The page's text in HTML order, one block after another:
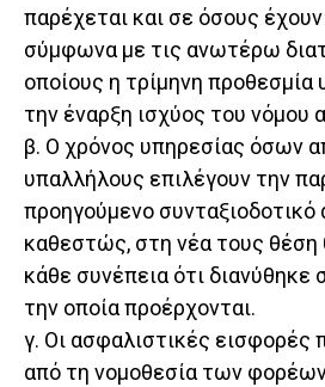
παρέχεται και σε όσους
σύμφωνα με τις ανωτέρω
οποίους η τρίμηνη προθεσμία
την έναρξη ισχύος του νόμου
β. Ο χρόνος υπηρεσίας όσων
υπαλλήλους επιλέγουν την
προηγούμενο συνταξιοδοτικό
καθεστώς, στη νέα τους θέση
κάθε συνέπεια ότι διανύθηκε
την οποία προέρχονται.
γ. Οι ασφαλιστικές εισφορές
από τη νομοθεσία των φορέων